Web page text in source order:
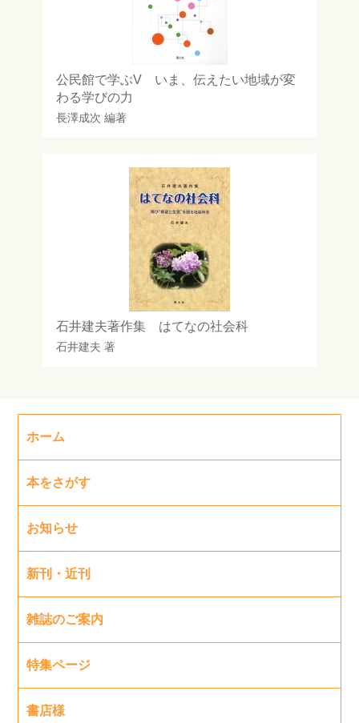
公民館で学ぶV いま、伝えたい地域が変
わる学びの力
長澤成次 編著
石井建夫著作集 はてなの社会科
石井建夫 著
ホーム
本をさがす
お知らせ
新刊・近刊
雑誌のご案内
特集ページ
書店様